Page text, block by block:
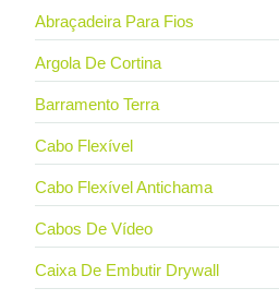
Abraçadeira Para Fios
Argola De Cortina
Barramento Terra
Cabo Flexível
Cabo Flexível Antichama
Cabos De Vídeo
Caixa De Embutir Drywall